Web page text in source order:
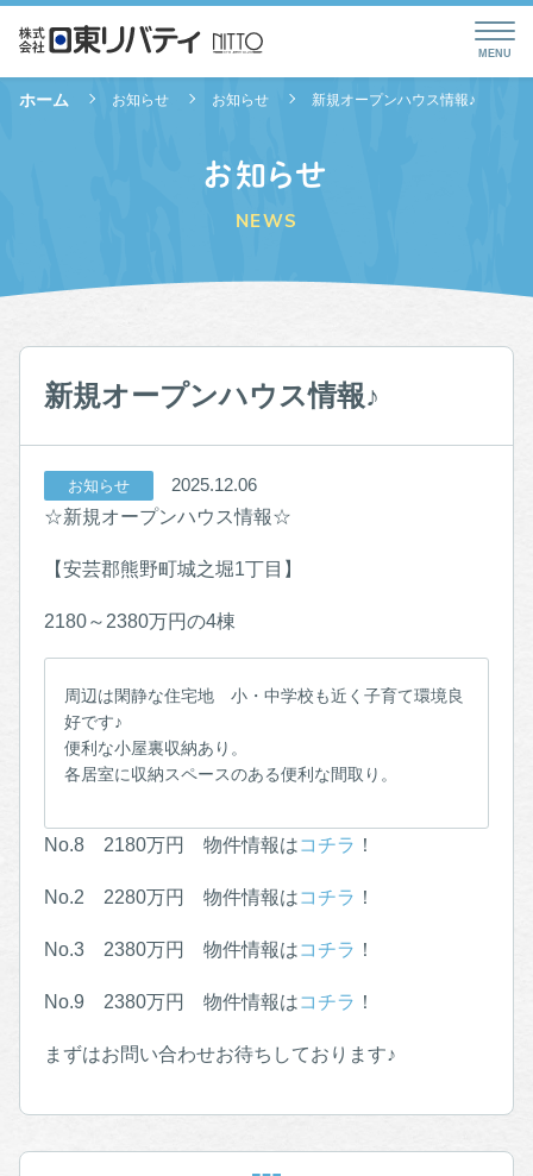
ホーム お知らせ お知らせ 新規オープンハウス情報♪
お知らせ
NEWS
新規オープンハウス情報♪
お知らせ
2025.12.06
☆新規オープンハウス情報☆
【安芸郡熊野町城之堀1丁目】
2180～2380万円の4棟
周辺は閑静な住宅地 小・中学校も近く子育て環境良
好です♪
便利な小屋裏収納あり。
各居室に収納スペースのある便利な間取り。
No.8 2180万円 物件情報はコチラ ！
No.2 2280万円 物件情報はコチラ ！
No.3 2380万円 物件情報はコチラ ！
No.9 2380万円 物件情報はコチラ ！
まずはお問い合わせお待ちしております♪